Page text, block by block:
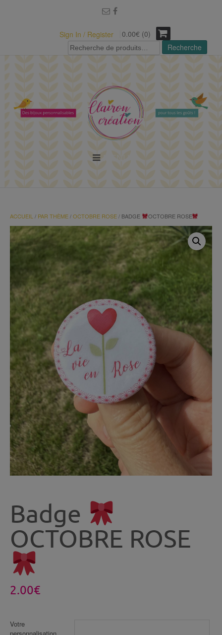
Sign In / Register
0.00€ (0)
Recherche
pour :
Recherche
ACCUEIL / PAR THÈME/OCTOBRE ROSE/ BADGE OCTOBRE ROSE
Badge
OCTOBRE ROSE
2.00€
Votre
personnalisation